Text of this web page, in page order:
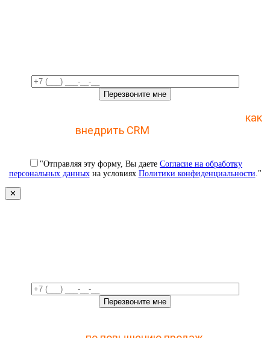
как
внедрить CRM
"Отправляя эту форму, Вы даете Согласие на обработку
персональных данныхна условиях Политики конфиденциальности."
✕